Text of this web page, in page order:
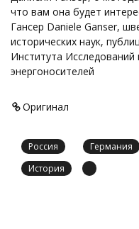
что вам она будет
Гансер Daniele Ganser,
исторических наук,
Института
энергоносителей
Оригинал
Россия Германия
История